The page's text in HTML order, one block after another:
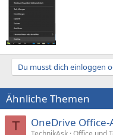
Du musst dich einloggen
Ähnliche Themen
T OneDrive